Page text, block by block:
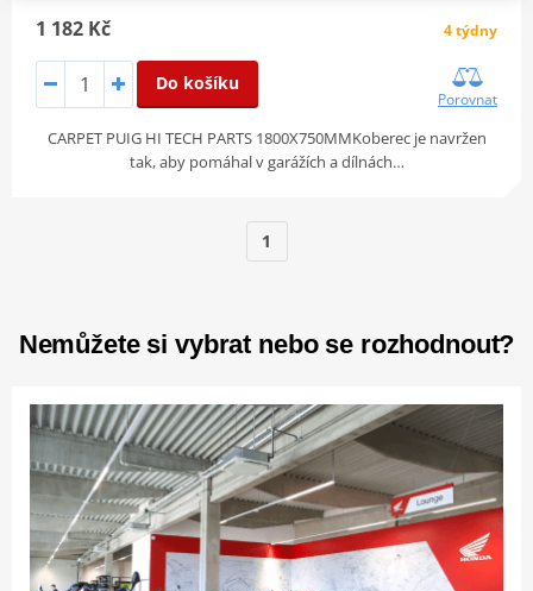
1 182 Kč 4 týdny
Do košíku
Porovnat
CARPET PUIG HI TECH PARTS 1800X750MMKoberec je navržen
tak, aby pomáhal v garážích a dílnách…
1
Nemůžete si vybrat nebo se rozhodnout?